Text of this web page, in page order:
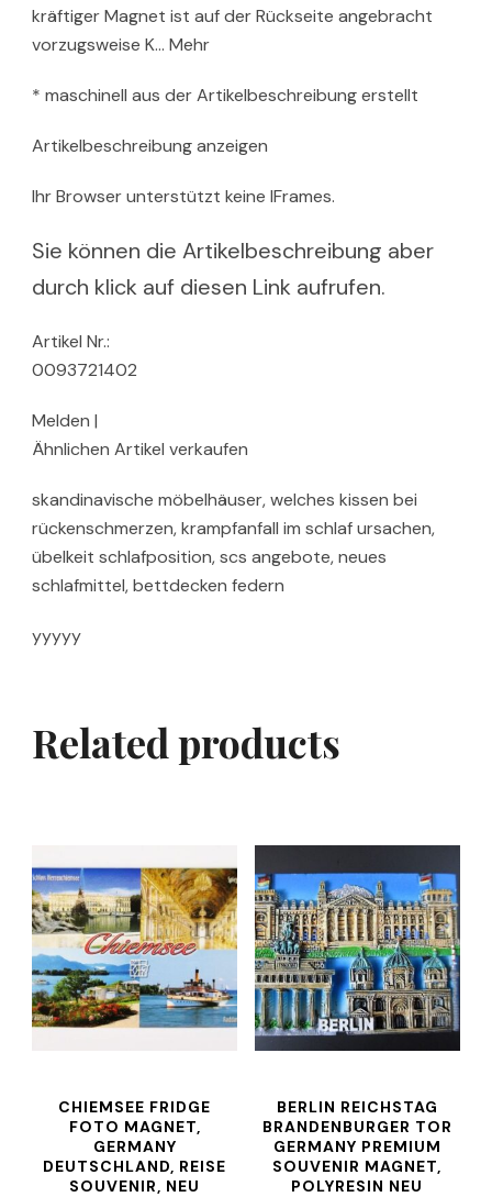
kräftiger Magnet ist auf der Rückseite angebracht
vorzugsweise K… Mehr
* maschinell aus der Artikelbeschreibung erstellt
Artikelbeschreibung anzeigen
Ihr Browser unterstützt keine IFrames.
Sie können die Artikelbeschreibung aber
durch klick auf diesen Link aufrufen.
Artikel Nr.:
0093721402
Melden |
Ähnlichen Artikel verkaufen
skandinavische möbelhäuser, welches kissen bei
rückenschmerzen, krampfanfall im schlaf ursachen,
übelkeit schlafposition, scs angebote, neues
schlafmittel, bettdecken federn
yyyyy
Related products
CHIEMSEE FRIDGE
FOTO MAGNET,
GERMANY
DEUTSCHLAND, REISE
SOUVENIR, NEU
BERLIN REICHSTAG
BRANDENBURGER TOR
GERMANY PREMIUM
SOUVENIR MAGNET,
POLYRESIN NEU